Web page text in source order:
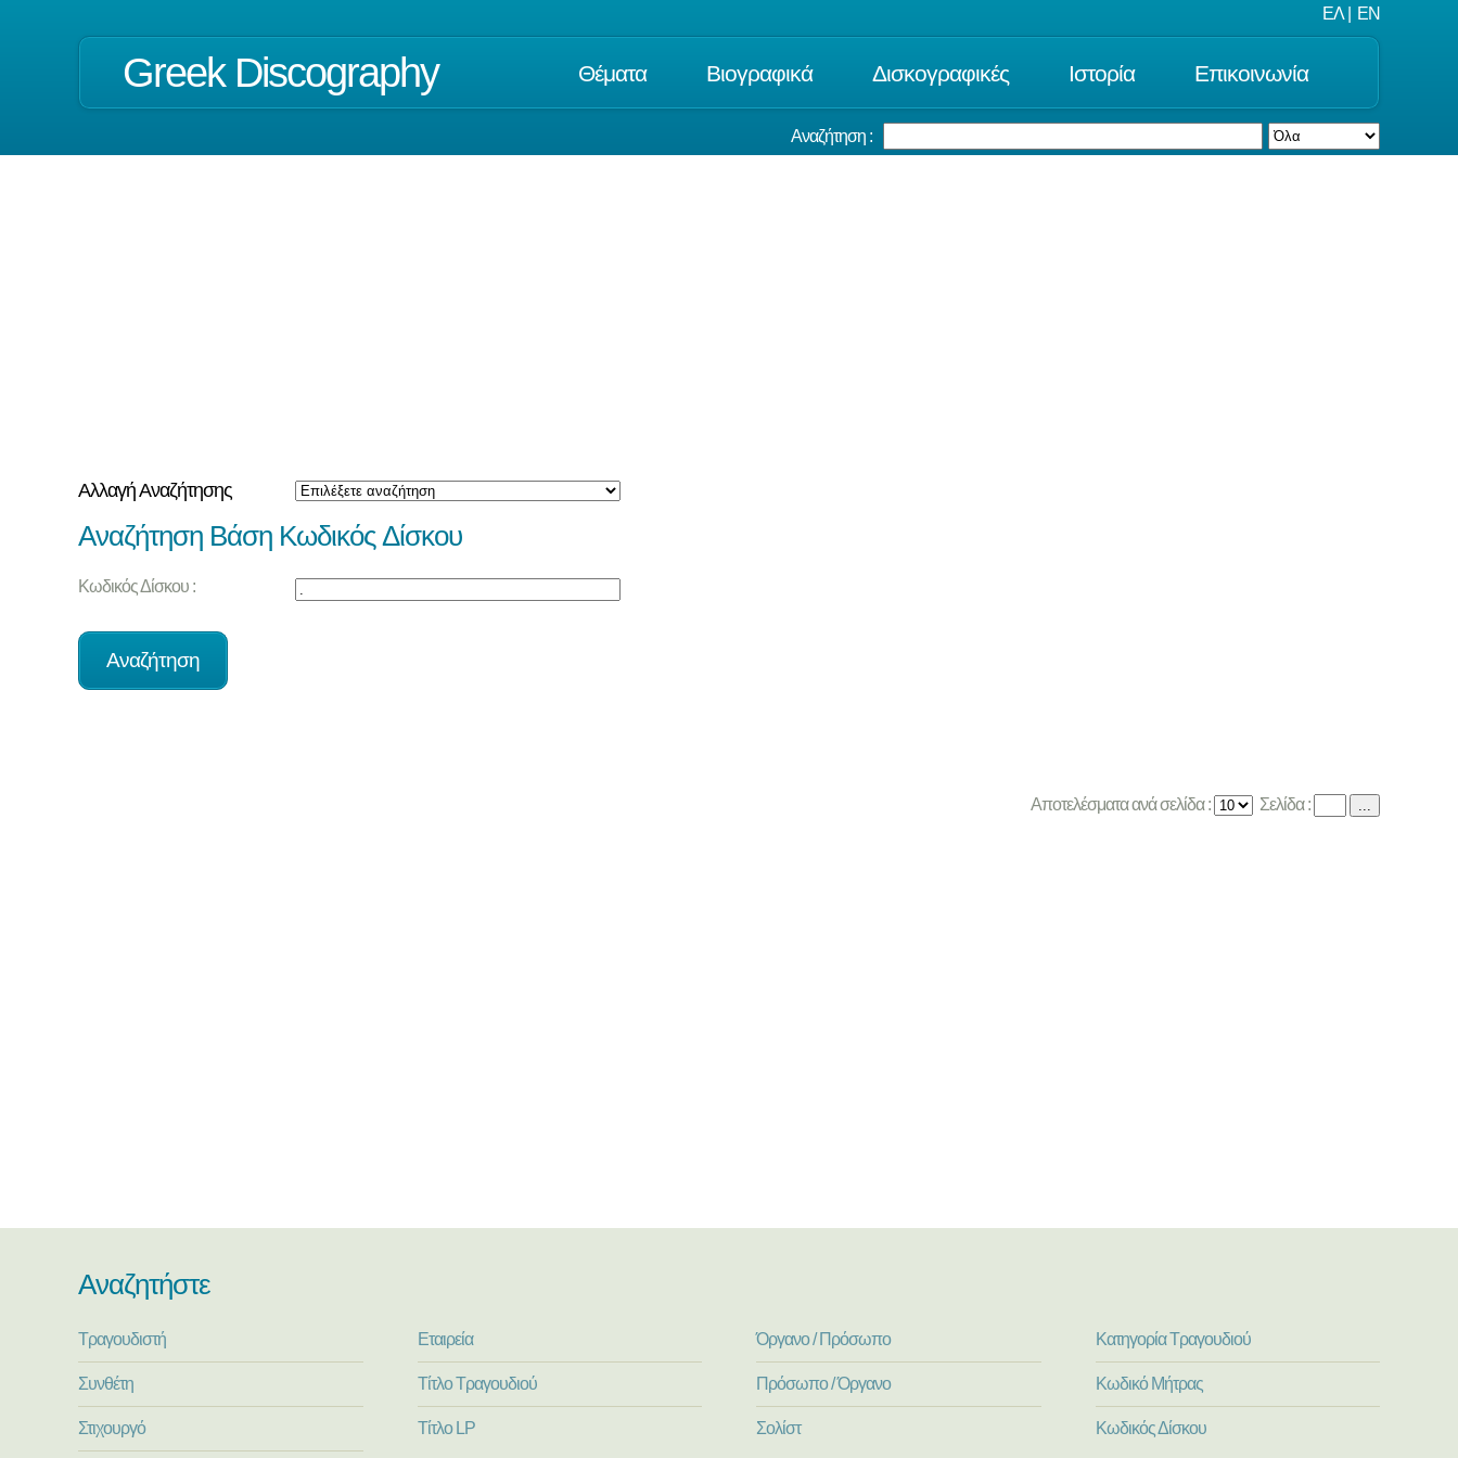
ΕΛ EN
Greek Discography Θέματα Βιογραφικά Δισκογραφικές Ιστορία Επικοινωνία
Αναζήτηση :
Αλλαγή Αναζήτησης
Αναζήτηση Βάση Κωδικός Δίσκου
Κωδικός Δίσκου :
Αποτελέσματα ανά σελίδα : Σελίδα : ...
Αναζητήστε
Τραγουδιστή
Συνθέτη
Στιχουργό
Εταιρεία
Τίτλο Τραγουδιού
Τίτλο LP
Όργανο / Πρόσωπο
Πρόσωπο / Όργανο
Σολίστ
Κατηγορία Τραγουδιού
Κωδικό Μήτρας
Κωδικός Δίσκου